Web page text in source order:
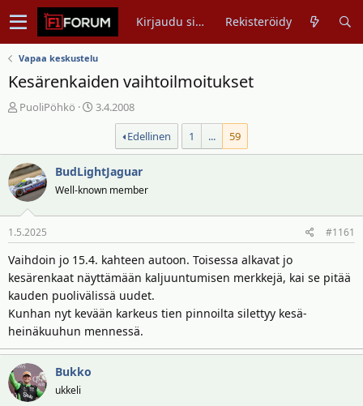
Kirjaudu sisään Rekisteröidy
Vapaa keskustelu
Kesärenkaiden vaihtoilmoitukset
V
s
t
i
k
e
t
u
n
a
l
o
i
t
t
a
PuoliPöhkö
A
i
t
u
p
v
ä
m
ä
ä
r
3.4.2008
Edellinen
1 ... 59
BudLightJaguar
Well-known member
1.5.2025 #1161
Vaihdoin jo 15.4. kahteen autoon. Toisessa alkavat jo
kesärenkaat näyttämään kaljuuntumisen merkkejä, kai se pitää
kauden puolivälissä uudet.
Kunhan nyt kevään karkeus tien pinnoilta silettyy kesä-
heinäkuuhun mennessä.
Bukko
ukkeli